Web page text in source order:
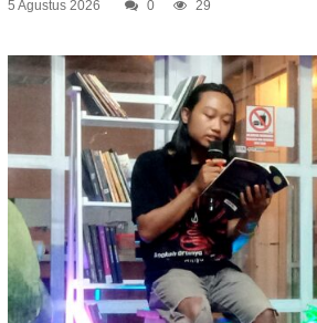
5 Agustus 2026 0 29